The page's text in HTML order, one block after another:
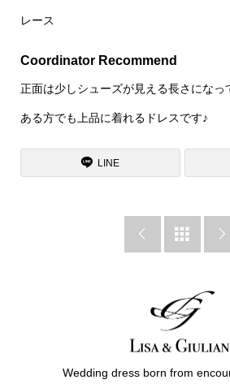
レース
Coordinator Recommend
正面は少しシューズが見える長さになっ
ある方でも上品に着れるドレスです♪
LINE
  
Wedding dress born from